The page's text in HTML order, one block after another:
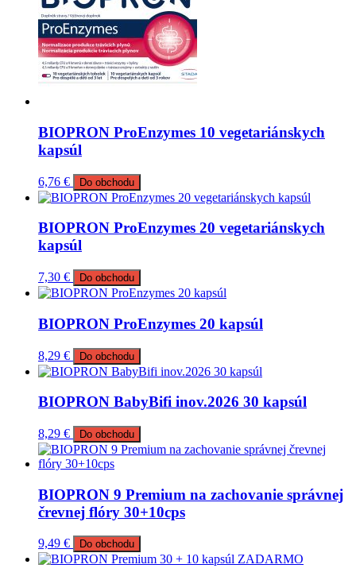
BIOPRON ProEnzymes 10 vegetariánskych
kapsúl
6,76 € Do obchodu
BIOPRON ProEnzymes 20 vegetariánskych
kapsúl
7,30 € Do obchodu
BIOPRON ProEnzymes 20 kapsúl
8,29 € Do obchodu
BIOPRON BabyBifi inov.2026 30 kapsúl
8,29 € Do obchodu
BIOPRON 9 Premium na zachovanie správnej
črevnej flóry 30+10cps
9,49 € Do obchodu